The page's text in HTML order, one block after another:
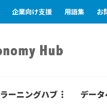
企業向け支援 用語集 お
ラーニングハブ データ